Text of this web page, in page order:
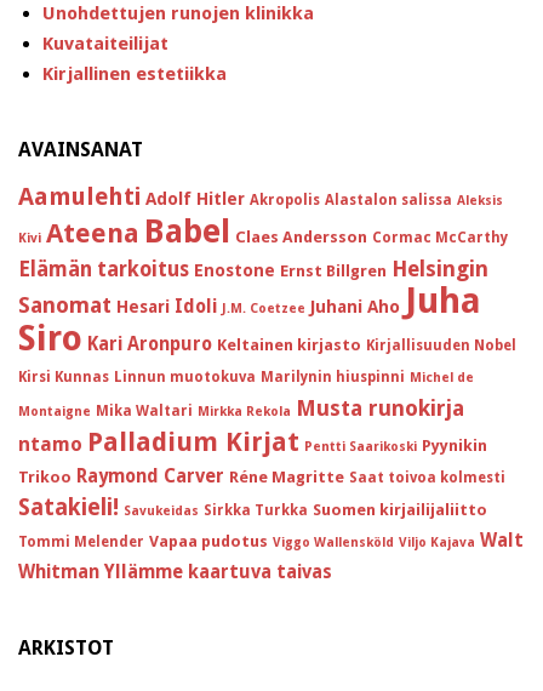
Unohdettujen runojen klinikka
Kuvataiteilijat
Kirjallinen estetiikka
AVAINSANAT
Aamulehti Adolf Hitler Akropolis Alastalon salissa Aleksis
Kivi Ateena Babel Claes Andersson Cormac McCarthy
Elämän tarkoitus Enostone Ernst Billgren Helsingin
Sanomat Hesari Idoli J.M. Coetzee Juhani Aho Juha
Siro Kari Aronpuro Keltainen kirjasto Kirjallisuuden Nobel
Kirsi Kunnas Linnun muotokuva Marilynin hiuspinni Michel de
Montaigne Mika Waltari Mirkka Rekola Musta runokirja
ntamo Palladium Kirjat Pentti Saarikoski Pyynikin
Trikoo Raymond Carver Réne Magritte Saat toivoa kolmesti
Satakieli! Savukeidas Sirkka Turkka Suomen kirjailijaliitto
Tommi Melender Vapaa pudotus Viggo Wallensköld Viljo Kajava Walt
Whitman Yllämme kaartuva taivas
ARKISTOT